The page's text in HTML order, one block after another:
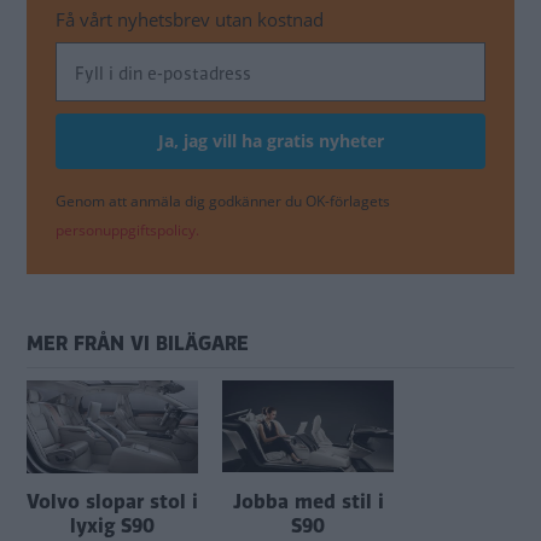
Få vårt nyhetsbrev utan kostnad
Genom att anmäla dig godkänner du OK-förlagets
personuppgiftspolicy.
MER FRÅN VI BILÄGARE
Volvo slopar stol i
lyxig S90
Jobba med stil i
S90